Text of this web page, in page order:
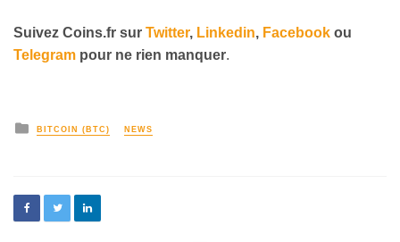
Suivez Coins.fr sur Twitter, Linkedin, Facebook ou
Telegram pour ne rien manquer.
BITCOIN (BTC) NEWS